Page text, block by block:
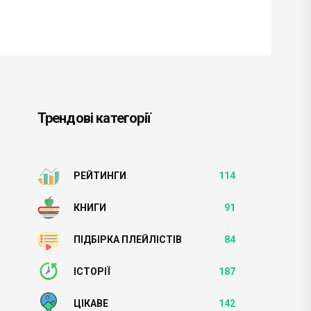
Трендові категорії
РЕЙТИНГИ 114
КНИГИ 91
ПІДБІРКА ПЛЕЙЛІСТІВ 84
ІСТОРІЇ 187
ЦІКАВЕ 142